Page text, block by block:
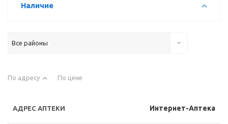
Наличие
Все районы
По адресу По цене
Интернет-Аптека